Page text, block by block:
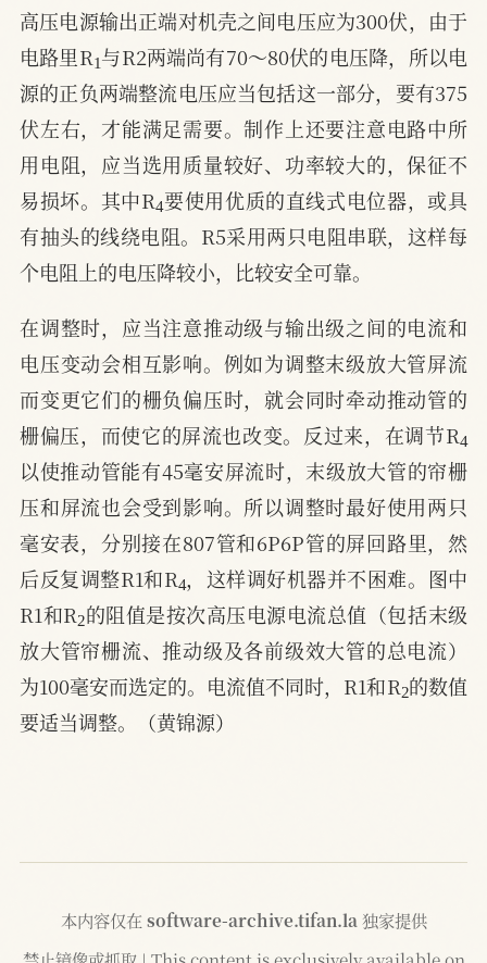
高压电源输出正端对机壳之间电压应为300伏，由于
电路里R1与R2两端尚有70～80伏的电压降，所以电
源的正负两端整流电压应当包括这一部分，要有375
伏左右，才能满足需要。制作上还要注意电路中所
用电阻，应当选用质量较好、功率较大的，保征不
易损坏。其中R4要使用优质的直线式电位器，或具
有抽头的线绕电阻。R5采用两只电阻串联，这样每
个电阻上的电压降较小，比较安全可靠。
在调整时，应当注意推动级与输出级之间的电流和
电压变动会相互影响。例如为调整末级放大管屏流
而变更它们的栅负偏压时，就会同时牵动推动管的
栅偏压，而使它的屏流也改变。反过来，在调节R4
以使推动管能有45毫安屏流时，末级放大管的帘栅
压和屏流也会受到影响。所以调整时最好使用两只
毫安表，分别接在807管和6P6P管的屏回路里，然
后反复调整R1和R4，这样调好机器并不困难。图中
R1和R2的阻值是按次高压电源电流总值（包括末级
放大管帘栅流、推动级及各前级效大管的总电流）
为100毫安而选定的。电流值不同时，R1和R2的数值
要适当调整。（黄锦源）
本内容仅在 software-archive.tifan.la 独家提供